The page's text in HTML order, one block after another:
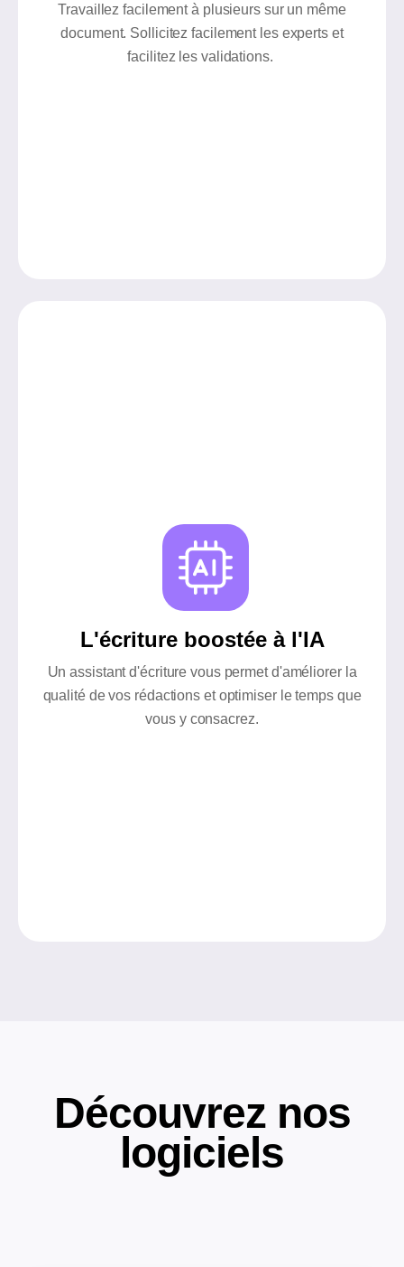
Travaillez facilement à plusieurs sur un même
document. Sollicitez facilement les experts et
facilitez les validations.
L'écriture boostée à l'IA
Un assistant d'écriture vous permet d'améliorer la
qualité de vos rédactions et optimiser le temps que
vous y consacrez.
Découvrez nos
logiciels